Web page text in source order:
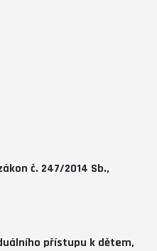
č. 247/2014 Sb.,
přístupu k dětem,